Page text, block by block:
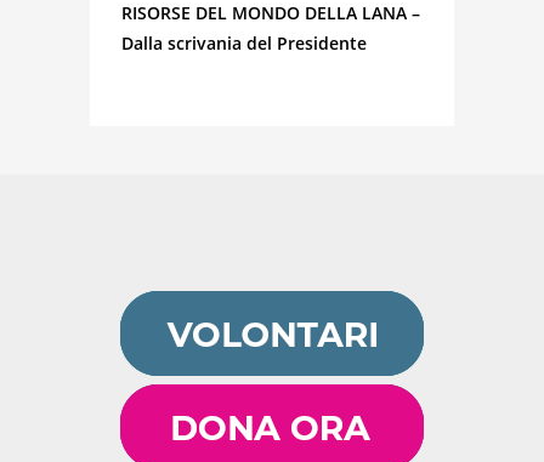
RISORSE DEL MONDO DELLA LANA –
Dalla scrivania del Presidente